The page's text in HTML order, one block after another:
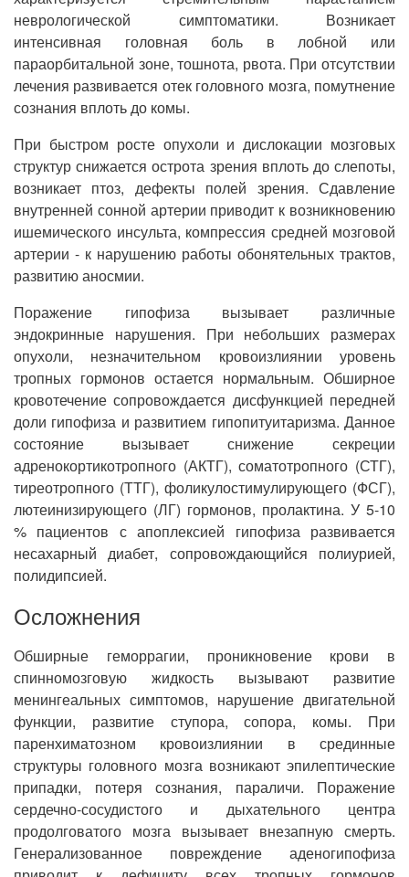
неврологической симптоматики. Возникает
интенсивная головная боль в лобной или
параорбитальной зоне, тошнота, рвота. При отсутствии
лечения развивается отек головного мозга, помутнение
сознания вплоть до комы.
При быстром росте опухоли и дислокации мозговых
структур снижается острота зрения вплоть до слепоты,
возникает птоз, дефекты полей зрения. Сдавление
внутренней сонной артерии приводит к возникновению
ишемического инсульта, компрессия средней мозговой
артерии - к нарушению работы обонятельных трактов,
развитию аносмии.
Поражение гипофиза вызывает различные
эндокринные нарушения. При небольших размерах
опухоли, незначительном кровоизлиянии уровень
тропных гормонов остается нормальным. Обширное
кровотечение сопровождается дисфункцией передней
доли гипофиза и развитием гипопитуитаризма. Данное
состояние вызывает снижение секреции
адренокортикотропного (АКТГ), соматотропного (СТГ),
тиреотропного (ТТГ), фоликулостимулирующего (ФСГ),
лютеинизирующего (ЛГ) гормонов, пролактина. У 5-10
% пациентов с апоплексией гипофиза развивается
несахарный диабет, сопровождающийся полиурией,
полидипсией.
Осложнения
Обширные геморрагии, проникновение крови в
спинномозговую жидкость вызывают развитие
менингеальных симптомов, нарушение двигательной
функции, развитие ступора, сопора, комы. При
паренхиматозном кровоизлиянии в срединные
структуры головного мозга возникают эпилептические
припадки, потеря сознания, параличи. Поражение
сердечно-сосудистого и дыхательного центра
продолговатого мозга вызывает внезапную смерть.
Генерализованное повреждение аденогипофиза